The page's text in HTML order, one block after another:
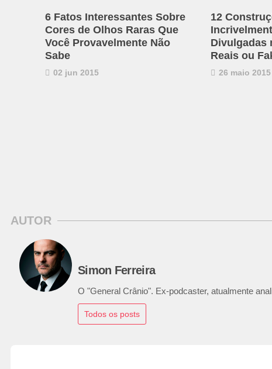
6 Fatos Interessantes Sobre
Cores de Olhos Raras Que
Você Provavelmente Não
Sabe
02 jun 2015
12
Divulgadas
Reais ou
26 maio 2015
AUTOR
Simon Ferreira
O "General Crânio". Ex-podcaster, atualmente
Todos os posts